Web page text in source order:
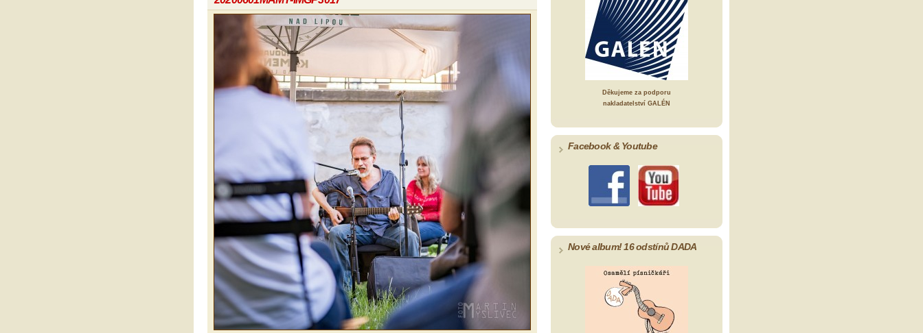
Děkujeme za podporu
nakladatelství GALÉN
Facebook & Youtube
Nové album! 16 odstínů DADA